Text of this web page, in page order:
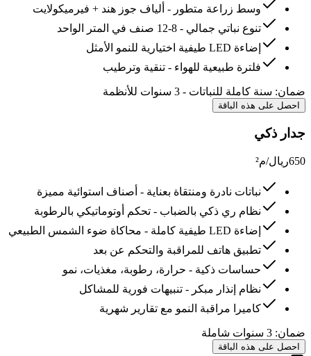
وسط زراعة متطور - ألياف جوز هند + فيرميكولايت
تنوع نباتي جمالي - 8-12 صنف في المتر الواحد
إضاءة LED طيفية اختيارية للنمو الأمثل
فلترة طبيعية للهواء - تنقية وترطيب
ضمان: سنة كاملة للنباتات - 3 سنوات للأنظمة
احصل على هذه الباقة
جدار ذكي
650ريال/م²
نباتات نادرة ومنتقاة بعناية - أصناف استوائية مميزة
نظام ري ذكي بالضباب - تحكم أوتوماتيكي بالرطوبة
إضاءة LED طيفية كاملة - محاكاة ضوء الشمس الطبيعي
تطبيق هاتف للمراقبة والتحكم عن بعد
حساسات ذكية - حرارة، رطوبة، مغذيات، نمو
نظام إنذار مبكر - تنبيهات فورية للمشاكل
كاميرا مراقبة النمو مع تقارير شهرية
ضمان: 3 سنوات شاملة
احصل على هذه الباقة